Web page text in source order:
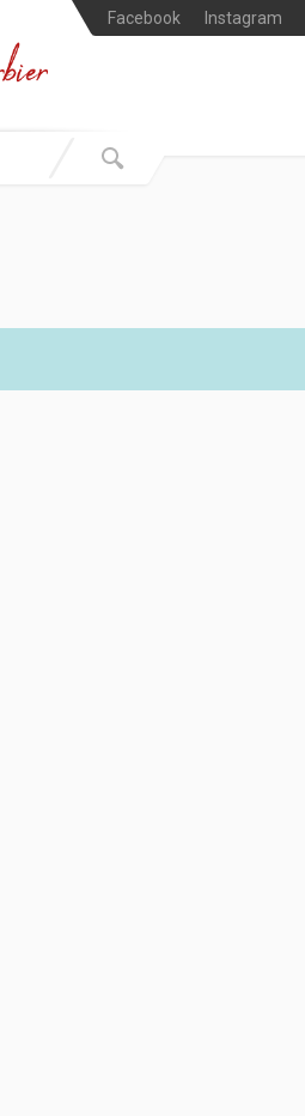
Facebook Instagram